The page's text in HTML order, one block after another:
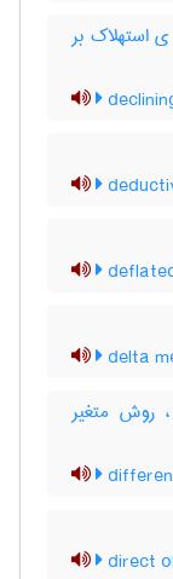
استهلاک بر
delta
روش متغیر
direct